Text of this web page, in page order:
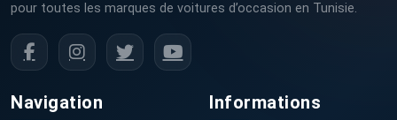
pour toutes les marques de voitures d’occasion en Tunisie.
Navigation Informations